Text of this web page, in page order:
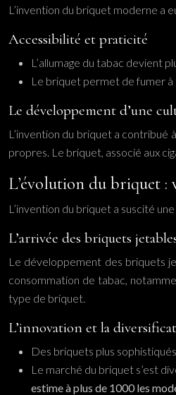
L’invention du briquet moderne a
Accessibilité et praticité
L’allumage du tabac devient
Le briquet permet de fumer
Le développement d’une
L’invention du briquet a contribué
propres. Le briquet, associé aux
L’évolution du briquet :
L’invention du briquet a suscité
L’arrivée des briquets
Le développement des briquets
consommation de tabac,
type de briquet.
L’innovation et la
Des briquets plus
Le marché du briquet s’est
estime à plus de 1000 les